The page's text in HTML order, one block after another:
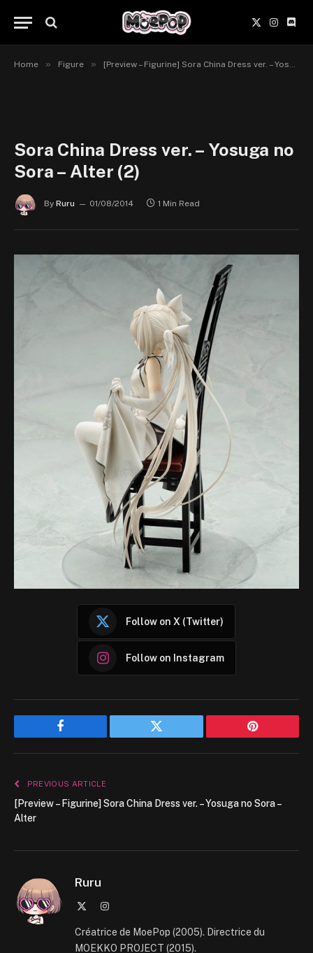
X
(Twitter)
Home » Figure » [Preview – Figurine] Sora China Dress ver. – Yosuga no Sora – Alter
Sora China Dress ver. – Yosuga no
Sora – Alter (2)
By Ruru 01/08/2014 1 Min Read
Follow on X (Twitter)
Follow on Instagram
Facebook Twitter Pinterest
PREVIOUS ARTICLE
[Preview – Figurine] Sora China Dress ver. – Yosuga no Sora –
Alter
Ruru
Instagram
Créatrice de MoePop (2005). Directrice du
MOEKKO PROJECT (2015).